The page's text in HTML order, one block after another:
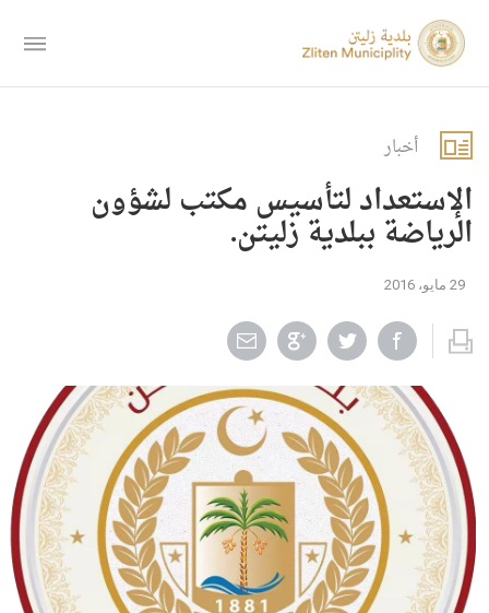
أخبار
الإستعداد لتأسيس مكتب لشؤون
الرياضة ببلدية زليتن.
29 مايو، 2016